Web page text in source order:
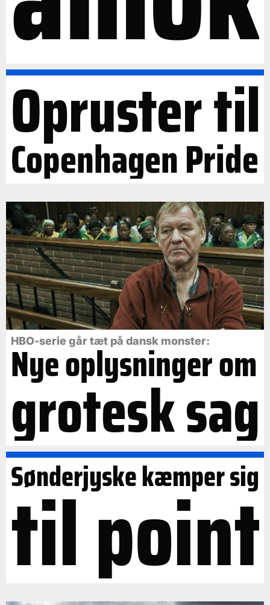
Opruster til
Copenhagen Pride
HBO-serie går tæt på dansk monster:
Nye oplysninger om
grotesk sag
Sønderjyske kæmper sig
til point